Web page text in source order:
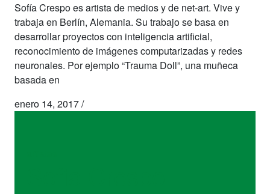
Sofía Crespo es artista de medios y de net-art. Vive y
trabaja en Berlín, Alemania. Su trabajo se basa en
desarrollar proyectos con inteligencia artificial,
reconocimiento de imágenes computarizadas y redes
neuronales. Por ejemplo “Trauma Doll”, una muñeca
basada en
enero 14, 2017/